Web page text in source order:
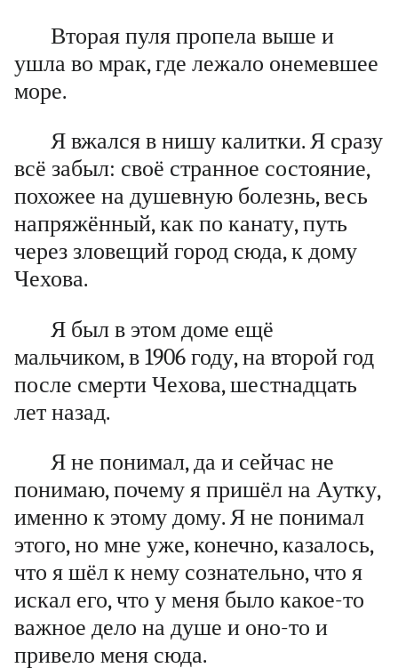
Вторая пуля пропела выше и
ушла во мрак, где лежало онемевшее
море.
Я вжался в нишу калитки. Я сразу
всё забыл: своё странное состояние,
похожее на душевную болезнь, весь
напряжённый, как по канату, путь
через зловещий город сюда, к дому
Чехова.
Я был в этом доме ещё
мальчиком, в 1906 году, на второй год
после смерти Чехова, шестнадцать
лет назад.
Я не понимал, да и сейчас не
понимаю, почему я пришёл на Аутку,
именно к этому дому. Я не понимал
этого, но мне уже, конечно, казалось,
что я шёл к нему сознательно, что я
искал его, что у меня было какое-то
важное дело на душе и оно-то и
привело меня сюда.